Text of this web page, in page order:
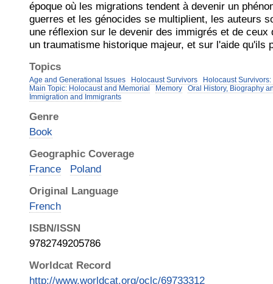
époque où les migrations tendent à devenir un
guerres et les génocides se multiplient, les auteurs
une réflexion sur le devenir des immigrés et de ceux
un traumatisme historique majeur, et sur l'aide qu'ils
Topics
Age and Generational Issues Holocaust Survivors
Holocaust
Main Topic: Holocaust and Memorial
Memory
Oral History, Biography
Immigration and Immigrants
Genre
Book
Geographic Coverage
France
Poland
Original Language
French
ISBN/ISSN
9782749205786
Worldcat Record
http://www.worldcat.org/oclc/69733312